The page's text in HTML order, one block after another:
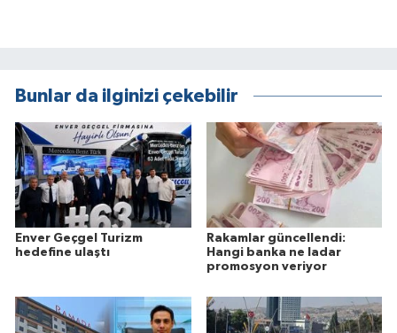
Bunlar da ilginizi çekebilir
Enver Geçgel Turizm
hedefine ulaştı
Rakamlar güncellendi:
Hangi banka ne ladar
promosyon veriyor